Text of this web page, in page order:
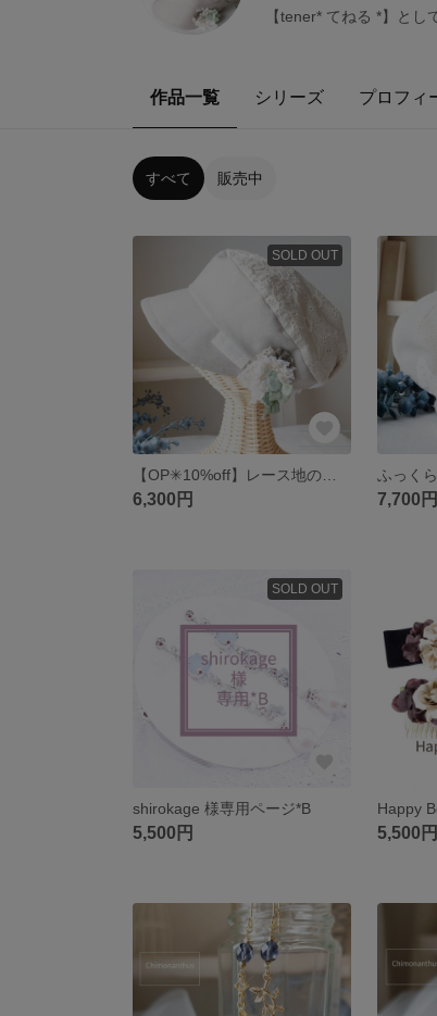
【tener* てねる *】と
作品一覧 シリーズ プロフィ
すべて 販売中
SOLD OUT
6,300円 7,700円
SOLD OUT
shirokage 様専用ページ*B
5,500円
Happy
5,500円